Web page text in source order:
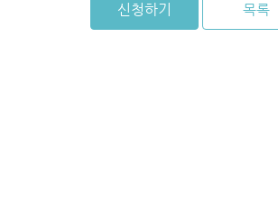
신청하기 목록